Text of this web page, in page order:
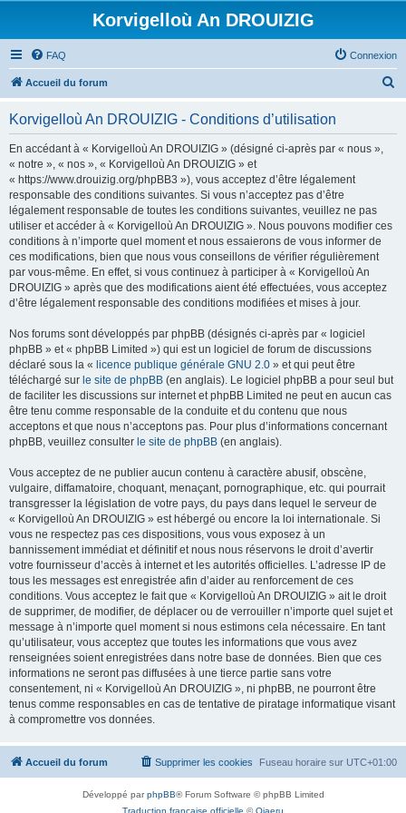
Korvigelloù An DROUIZIG
FAQ Connexion
Accueil du forum
Korvigelloù An DROUIZIG - Conditions d’utilisation
En accédant à « Korvigelloù An DROUIZIG » (désigné ci-après par « nous »,
« notre », « nos », « Korvigelloù An DROUIZIG » et
« https://www.drouizig.org/phpBB3 »), vous acceptez d’être légalement
responsable des conditions suivantes. Si vous n’acceptez pas d’être
légalement responsable de toutes les conditions suivantes, veuillez ne pas
utiliser et accéder à « Korvigelloù An DROUIZIG ». Nous pouvons modifier ces
conditions à n’importe quel moment et nous essaierons de vous informer de
ces modifications, bien que nous vous conseillons de vérifier régulièrement
par vous-même. En effet, si vous continuez à participer à « Korvigelloù An
DROUIZIG » après que des modifications aient été effectuées, vous acceptez
d’être légalement responsable des conditions modifiées et mises à jour.
Nos forums sont développés par phpBB (désignés ci-après par « logiciel
phpBB » et « phpBB Limited ») qui est un logiciel de forum de discussions
déclaré sous la « licence publique générale GNU 2.0 » et qui peut être
téléchargé sur le site de phpBB (en anglais). Le logiciel phpBB a pour seul but
de faciliter les discussions sur internet et phpBB Limited ne peut en aucun cas
être tenu comme responsable de la conduite et du contenu que nous
acceptons et que nous n’acceptons pas. Pour plus d’informations concernant
phpBB, veuillez consulter le site de phpBB (en anglais).
Vous acceptez de ne publier aucun contenu à caractère abusif, obscène,
vulgaire, diffamatoire, choquant, menaçant, pornographique, etc. qui pourrait
transgresser la législation de votre pays, du pays dans lequel le serveur de
« Korvigelloù An DROUIZIG » est hébergé ou encore la loi internationale. Si
vous ne respectez pas ces dispositions, vous vous exposez à un
bannissement immédiat et définitif et nous nous réservons le droit d’avertir
votre fournisseur d’accès à internet et les autorités officielles. L’adresse IP de
tous les messages est enregistrée afin d’aider au renforcement de ces
conditions. Vous acceptez le fait que « Korvigelloù An DROUIZIG » ait le droit
de supprimer, de modifier, de déplacer ou de verrouiller n’importe quel sujet et
message à n’importe quel moment si nous estimons cela nécessaire. En tant
qu’utilisateur, vous acceptez que toutes les informations que vous avez
renseignées soient enregistrées dans notre base de données. Bien que ces
informations ne seront pas diffusées à une tierce partie sans votre
consentement, ni « Korvigelloù An DROUIZIG », ni phpBB, ne pourront être
tenus comme responsables en cas de tentative de piratage informatique visant
à compromettre vos données.
Accueil du forum Fuseau horaire sur UTC+01:00
Supprimer les cookies
Développé parphpBB® Forum Software © phpBB Limited
Traduction française officielle ©Qiaeru